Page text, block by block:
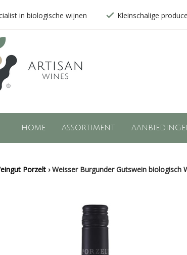
in biologische wijnen Kleinschalige
HOME ASSORTIMENT
Porzelt ›Weisser Burgunder Gutswein biologisch